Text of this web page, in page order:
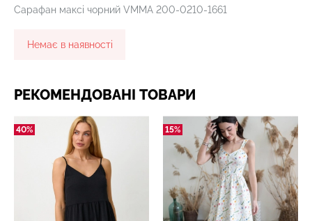
Сарафан максі чорний VMMA 200-0210-1661
Немає в наявності
РЕКОМЕНДОВАНІ ТОВАРИ
40% 15%